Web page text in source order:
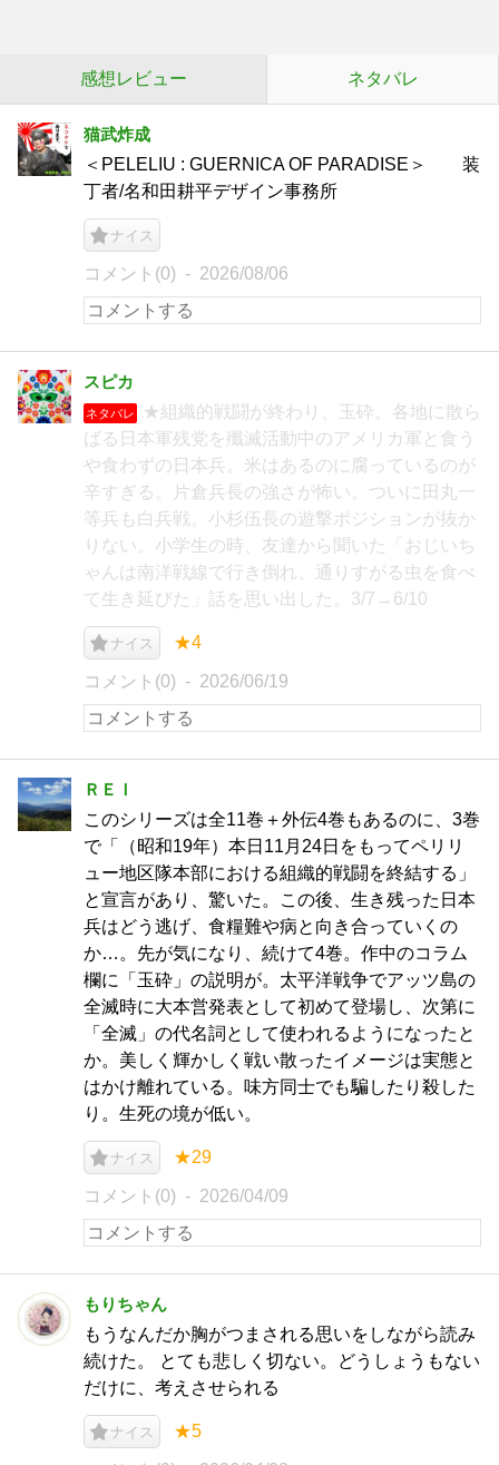
感想レビュー ネタバレ
猫武炸成
＜PELELIU : GUERNICA OF PARADISE＞ 装
丁者/名和田耕平デザイン事務所
ナイス
コメント(0) 2026/08/06
スピカ
ネタバレ
★組織的戦闘が終わり、玉砕。各地に散ら
ばる日本軍残党を殲滅活動中のアメリカ軍と食う
や食わずの日本兵。米はあるのに腐っているのが
辛すぎる。片倉兵長の強さが怖い。ついに田丸一
等兵も白兵戦。小杉伍長の遊撃ポジションが抜か
りない。小学生の時、友達から聞いた「おじいち
ゃんは南洋戦線で行き倒れ、通りすがる虫を食べ
て生き延びた」話を思い出した。3/7→6/10
ナイス ★4
コメント(0) 2026/06/19
ＲＥＩ
このシリーズは全11巻＋外伝4巻もあるのに、3巻
で「（昭和19年）本日11月24日をもってペリリ
ュー地区隊本部における組織的戦闘を終結する」
と宣言があり、驚いた。この後、生き残った日本
兵はどう逃げ、食糧難や病と向き合っていくの
か…。先が気になり、続けて4巻。作中のコラム
欄に「玉砕」の説明が。太平洋戦争でアッツ島の
全滅時に大本営発表として初めて登場し、次第に
「全滅」の代名詞として使われるようになったと
か。美しく輝かしく戦い散ったイメージは実態と
はかけ離れている。味方同士でも騙したり殺した
り。生死の境が低い。
ナイス ★29
コメント(0) 2026/04/09
もりちゃん
もうなんだか胸がつまされる思いをしながら読み
続けた。 とても悲しく切ない。どうしょうもない
だけに、考えさせられる
ナイス ★5